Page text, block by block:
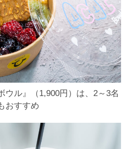
ウル』（1,900円）は、2～3名
おすすめ